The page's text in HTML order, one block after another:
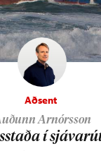
Aðsent
Arnórsson
í